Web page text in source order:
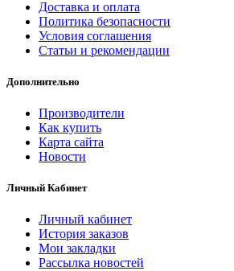
Доставка и оплата
Политика безопасности
Условия соглашения
Статьи и рекомендации
Дополнительно
Производители
Как купить
Карта сайта
Новости
Личный Кабинет
Личный кабинет
История заказов
Мои закладки
Рассылка новостей